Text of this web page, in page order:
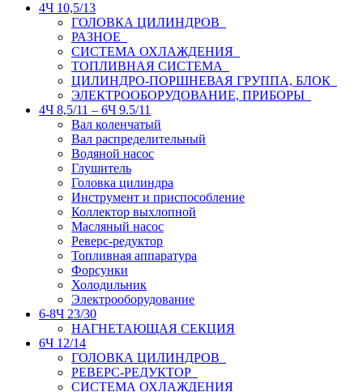
4Ч 10,5/13
ГОЛОВКА ЦИЛИНДРОВ
РАЗНОЕ
СИСТЕМА ОХЛАЖДЕНИЯ
ТОПЛИВНАЯ СИСТЕМА
ЦИЛИНДРО-ПОРШНЕВАЯ ГРУППА, БЛОК
ЭЛЕКТРООБОРУДОВАНИЕ, ПРИБОРЫ
4Ч 8,5/11 – 6Ч 9.5/11
Вал коленчатый
Вал распределительный
Водяной насос
Глушитель
Головка цилиндра
Инструмент и приспособление
Коллектор выхлопной
Масляный насос
Реверс-редуктор
Топливная аппаратура
Форсунки
Холодильник
Электрооборудование
6-8Ч 23/30
НАГНЕТАЮЩАЯ СЕКЦИЯ
6Ч 12/14
ГОЛОВКА ЦИЛИНДРОВ
РЕВЕРС-РЕДУКТОР
СИСТЕМА ОХЛАЖДЕНИЯ